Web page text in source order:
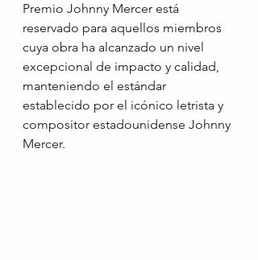
Premio Johnny Mercer está
reservado para aquellos miembros
cuya obra ha alcanzado un nivel
excepcional de impacto y calidad,
manteniendo el estándar
establecido por el icónico letrista y
compositor estadounidense Johnny
Mercer.